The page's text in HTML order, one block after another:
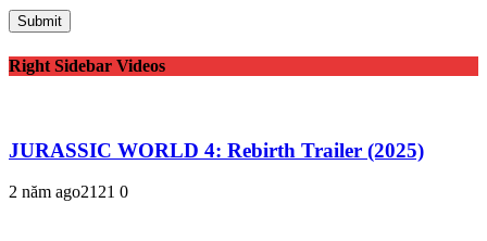
Right Sidebar Videos
JURASSIC WORLD 4: Rebirth Trailer (2025)
2 năm ago2121 0